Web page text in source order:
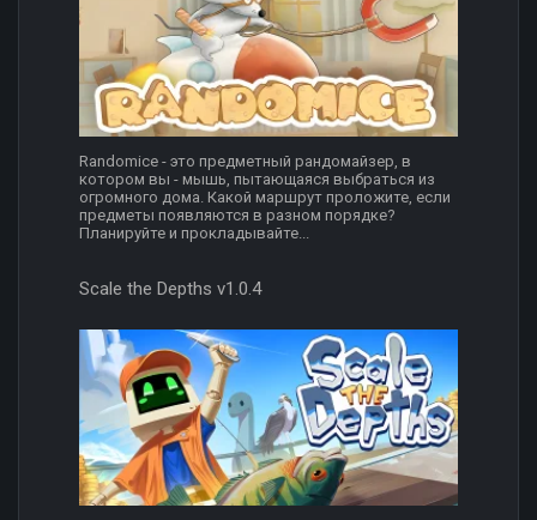
Randomice - это предметный рандомайзер, в
котором вы - мышь, пытающаяся выбраться из
огромного дома. Какой маршрут проложите, если
предметы появляются в разном порядке?
Планируйте и прокладывайте...
Scale the Depths v1.0.4